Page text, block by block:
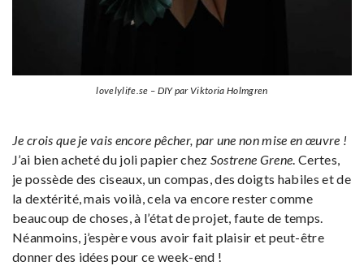
lovelylife.se – DIY par Viktoria Holmgren
Je crois que je vais encore pêcher, par une non mise en œuvre !
J’ai bien acheté du joli papier chez Sostrene Grene . Certes,
je possède des ciseaux, un compas, des doigts habiles et de
la dextérité, mais voilà, cela va encore rester comme
beaucoup de choses, à l’état de projet, faute de temps.
Néanmoins, j’espère vous avoir fait plaisir et peut-être
donner des idées pour ce week-end !